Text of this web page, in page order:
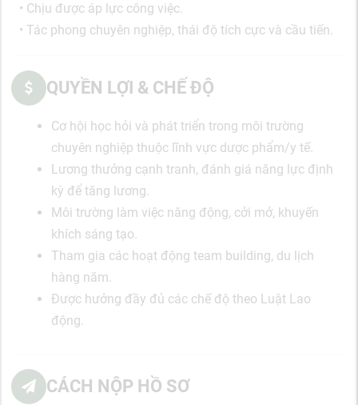
• Chịu được áp lực công việc.
• Tác phong chuyên nghiệp, thái độ tích cực và cầu tiến.
QUYỀN LỢI & CHẾ ĐỘ
Cơ hội học hỏi và phát triển trong môi trường
chuyên nghiệp thuộc lĩnh vực dược phẩm/y tế.
Lương thưởng cạnh tranh, đánh giá năng lực định
kỳ để tăng lương.
Môi trường làm việc năng động, cởi mở, khuyến
khích sáng tạo.
Tham gia các hoạt động team building, du lịch
hàng năm.
Được hưởng đầy đủ các chế độ theo Luật Lao
động.
CÁCH NỘP HỒ SƠ